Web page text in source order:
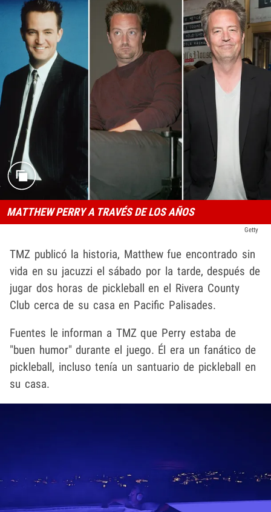
MATTHEW PERRY A TRAVÉS DE LOS AÑOS
Getty
TMZ publicó la historia, Matthew fue encontrado sin
vida en su jacuzzi el sábado por la tarde, después de
jugar dos horas de pickleball en el Rivera County
Club cerca de su casa en Pacific Palisades.
Fuentes le informan a TMZ que Perry estaba de
"buen humor" durante el juego. Él era un fanático de
pickleball, incluso tenía un santuario de pickleball en
su casa.